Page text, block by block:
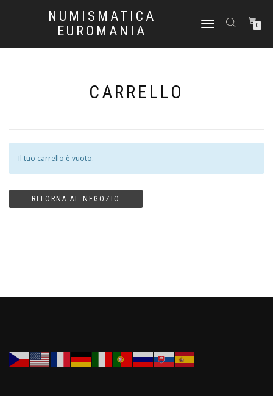
NUMISMATICA
EUROMANIA
NAVIGAZIONE
0
CARRELLO
Il tuo carrello è vuoto.
RITORNA AL NEGOZIO